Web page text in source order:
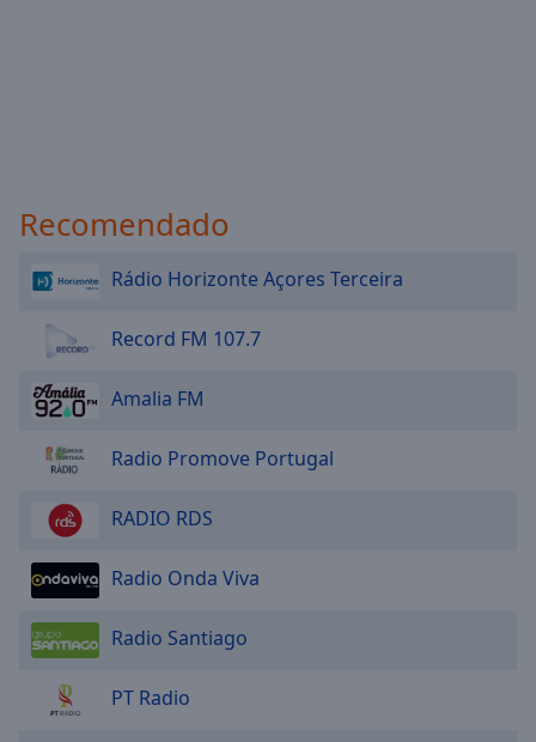
Recomendado
Rádio Horizonte Açores Terceira
Record FM 107.7
Amalia FM
Radio Promove Portugal
RADIO RDS
Radio Onda Viva
Radio Santiago
PT Radio